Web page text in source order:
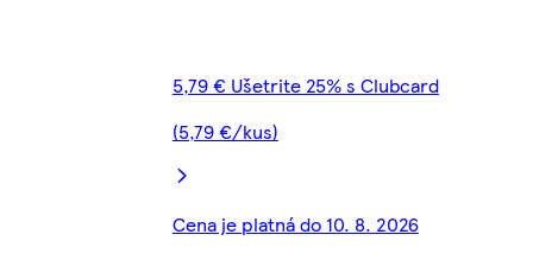
5,79 € Ušetrite 25% s Clubcard
(5,79 €/kus)
Cena je platná do 10. 8. 2026